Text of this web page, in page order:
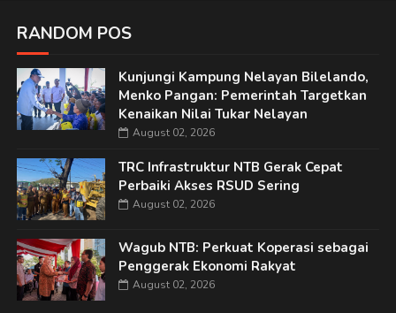
RANDOM POS
Kunjungi Kampung Nelayan Bilelando,
Menko Pangan: Pemerintah Targetkan
Kenaikan Nilai Tukar Nelayan
August 02, 2026
TRC Infrastruktur NTB Gerak Cepat
Perbaiki Akses RSUD Sering
August 02, 2026
Wagub NTB: Perkuat Koperasi sebagai
Penggerak Ekonomi Rakyat
August 02, 2026